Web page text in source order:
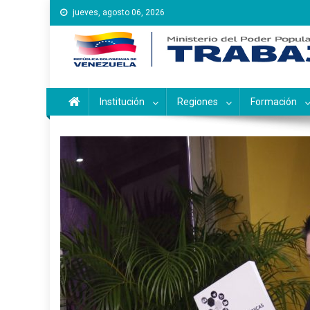
Saltar
al
contenido
jueves, agosto 06, 2026
Instituto Nacional de
Inces
Institución Regiones Formación